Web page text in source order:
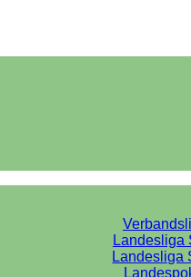
Landesliga
Landesliga